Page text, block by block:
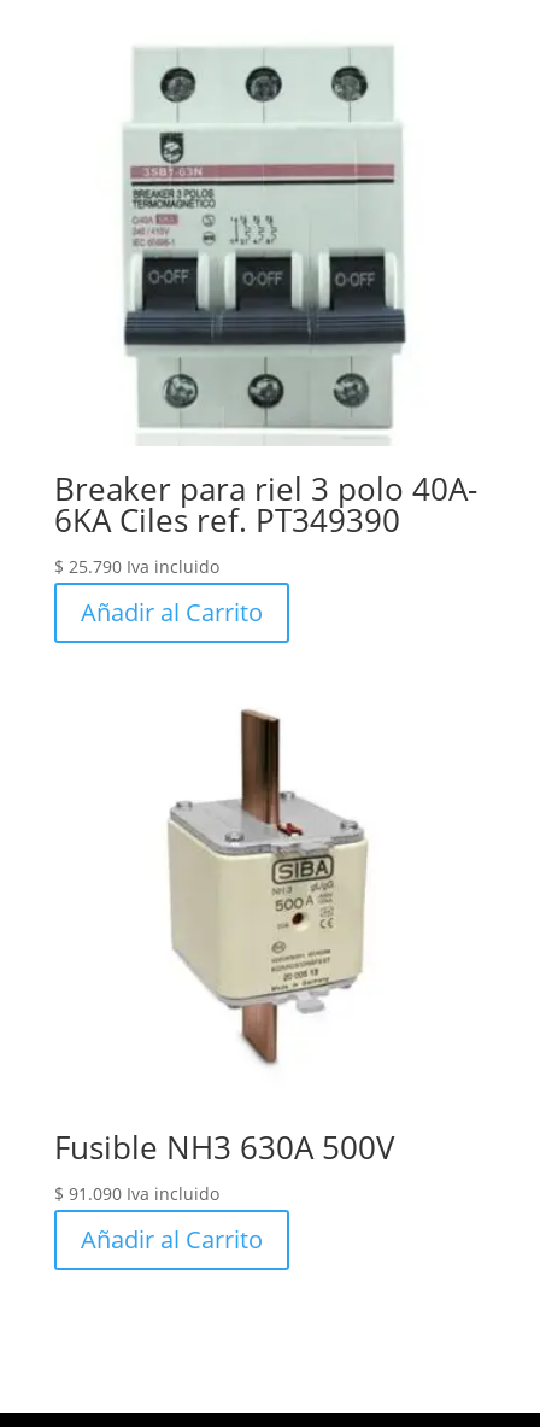
Breaker para riel 3 polo 40A-
6KA Ciles ref. PT349390
$ 25.790 Iva incluido
Añadir al Carrito
Fusible NH3 630A 500V
$ 91.090 Iva incluido
Añadir al Carrito